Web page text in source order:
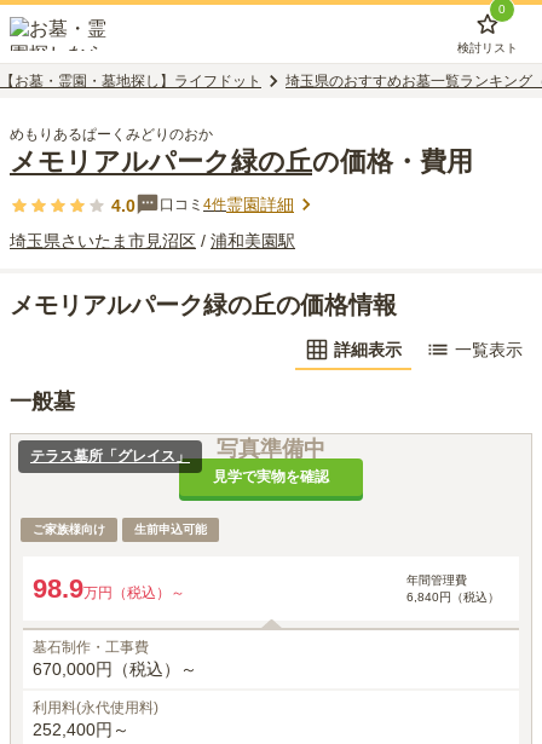
0
検討リスト
【お墓・霊園・墓地探し】ライフドット 埼玉県のおすすめお墓一覧ランキング
めもりあるぱーくみどりのおか
メモリアルパーク緑の丘の価格・費用
4.0 口コミ 4件霊園詳細
埼玉県さいたま市見沼区 / 浦和美園駅
メモリアルパーク緑の丘の価格情報
詳細表示 一覧表示
一般墓
写真準備中
見学で実物を確認
テラス墓所「グレイス」
ご家族様向け 生前申込可能
98.9万円（税込）～
年間管理費
6,840円（税込）
墓石制作・工事費
670,000円（税込）～
利用料(永代使用料)
252,400円～